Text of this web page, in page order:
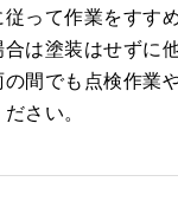
って作業をすす
は塗装はせずに
間でも点検作業
さい。